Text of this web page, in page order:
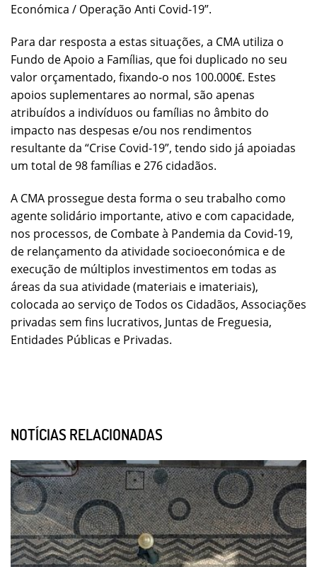
Económica / Operação Anti Covid-19”.
Para dar resposta a estas situações, a CMA utiliza o
Fundo de Apoio a Famílias, que foi duplicado no seu
valor orçamentado, fixando-o nos 100.000€. Estes
apoios suplementares ao normal, são apenas
atribuídos a indivíduos ou famílias no âmbito do
impacto nas despesas e/ou nos rendimentos
resultante da “Crise Covid-19”, tendo sido já apoiadas
um total de 98 famílias e 276 cidadãos.
A CMA prossegue desta forma o seu trabalho como
agente solidário importante, ativo e com capacidade,
nos processos, de Combate à Pandemia da Covid-19,
de relançamento da atividade socioeconómica e de
execução de múltiplos investimentos em todas as
áreas da sua atividade (materiais e imateriais),
colocada ao serviço de Todos os Cidadãos, Associações
privadas sem fins lucrativos, Juntas de Freguesia,
Entidades Públicas e Privadas.
NOTÍCIAS RELACIONADAS